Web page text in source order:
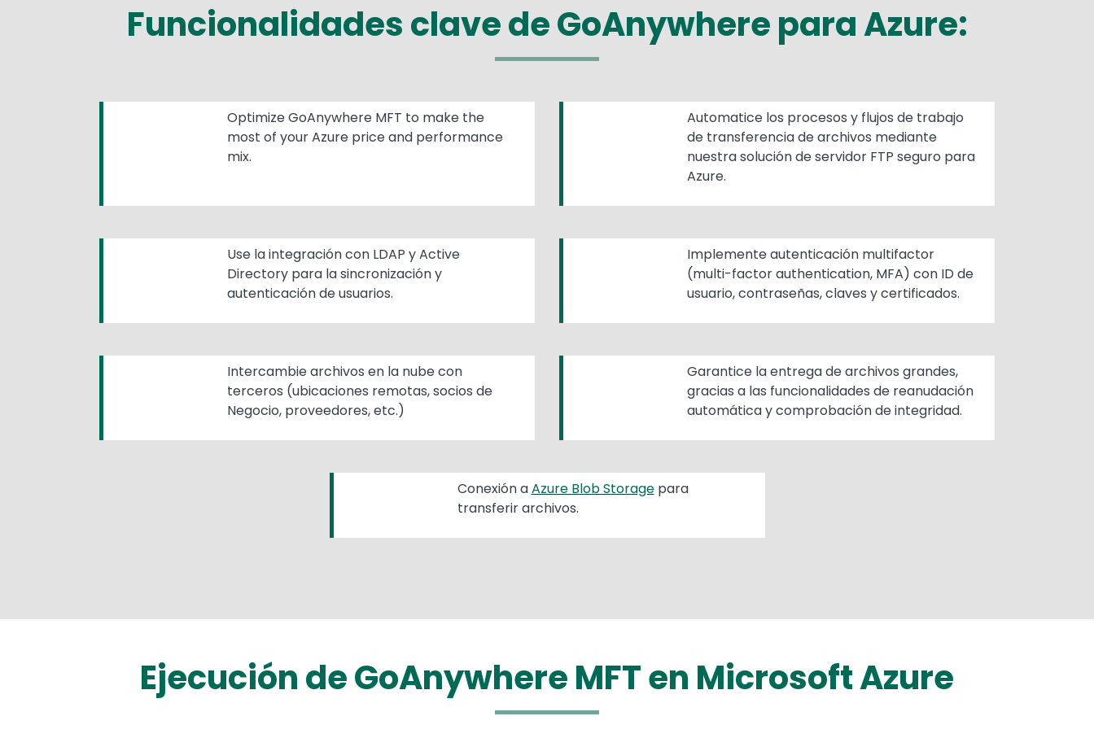
Funcionalidades clave de GoAnywhere para Azure:
Optimize GoAnywhere MFT to make the
most of your Azure price and performance
mix.
Automatice los procesos y flujos de trabajo
de transferencia de archivos mediante
nuestra solución de servidor FTP seguro para
Azure.
Use la integración con LDAP y Active
Directory para la sincronización y
autenticación de usuarios.
Implemente autenticación multifactor
(multi-factor authentication, MFA) con ID de
usuario, contraseñas, claves y certificados.
Intercambie archivos en la nube con
terceros (ubicaciones remotas, socios de
Negocio, proveedores, etc.)
Garantice la entrega de archivos grandes,
gracias a las funcionalidades de reanudación
automática y comprobación de integridad.
Conexión aAzure Blob Storagepara
transferir archivos.
Ejecución de GoAnywhere MFT en Microsoft Azure